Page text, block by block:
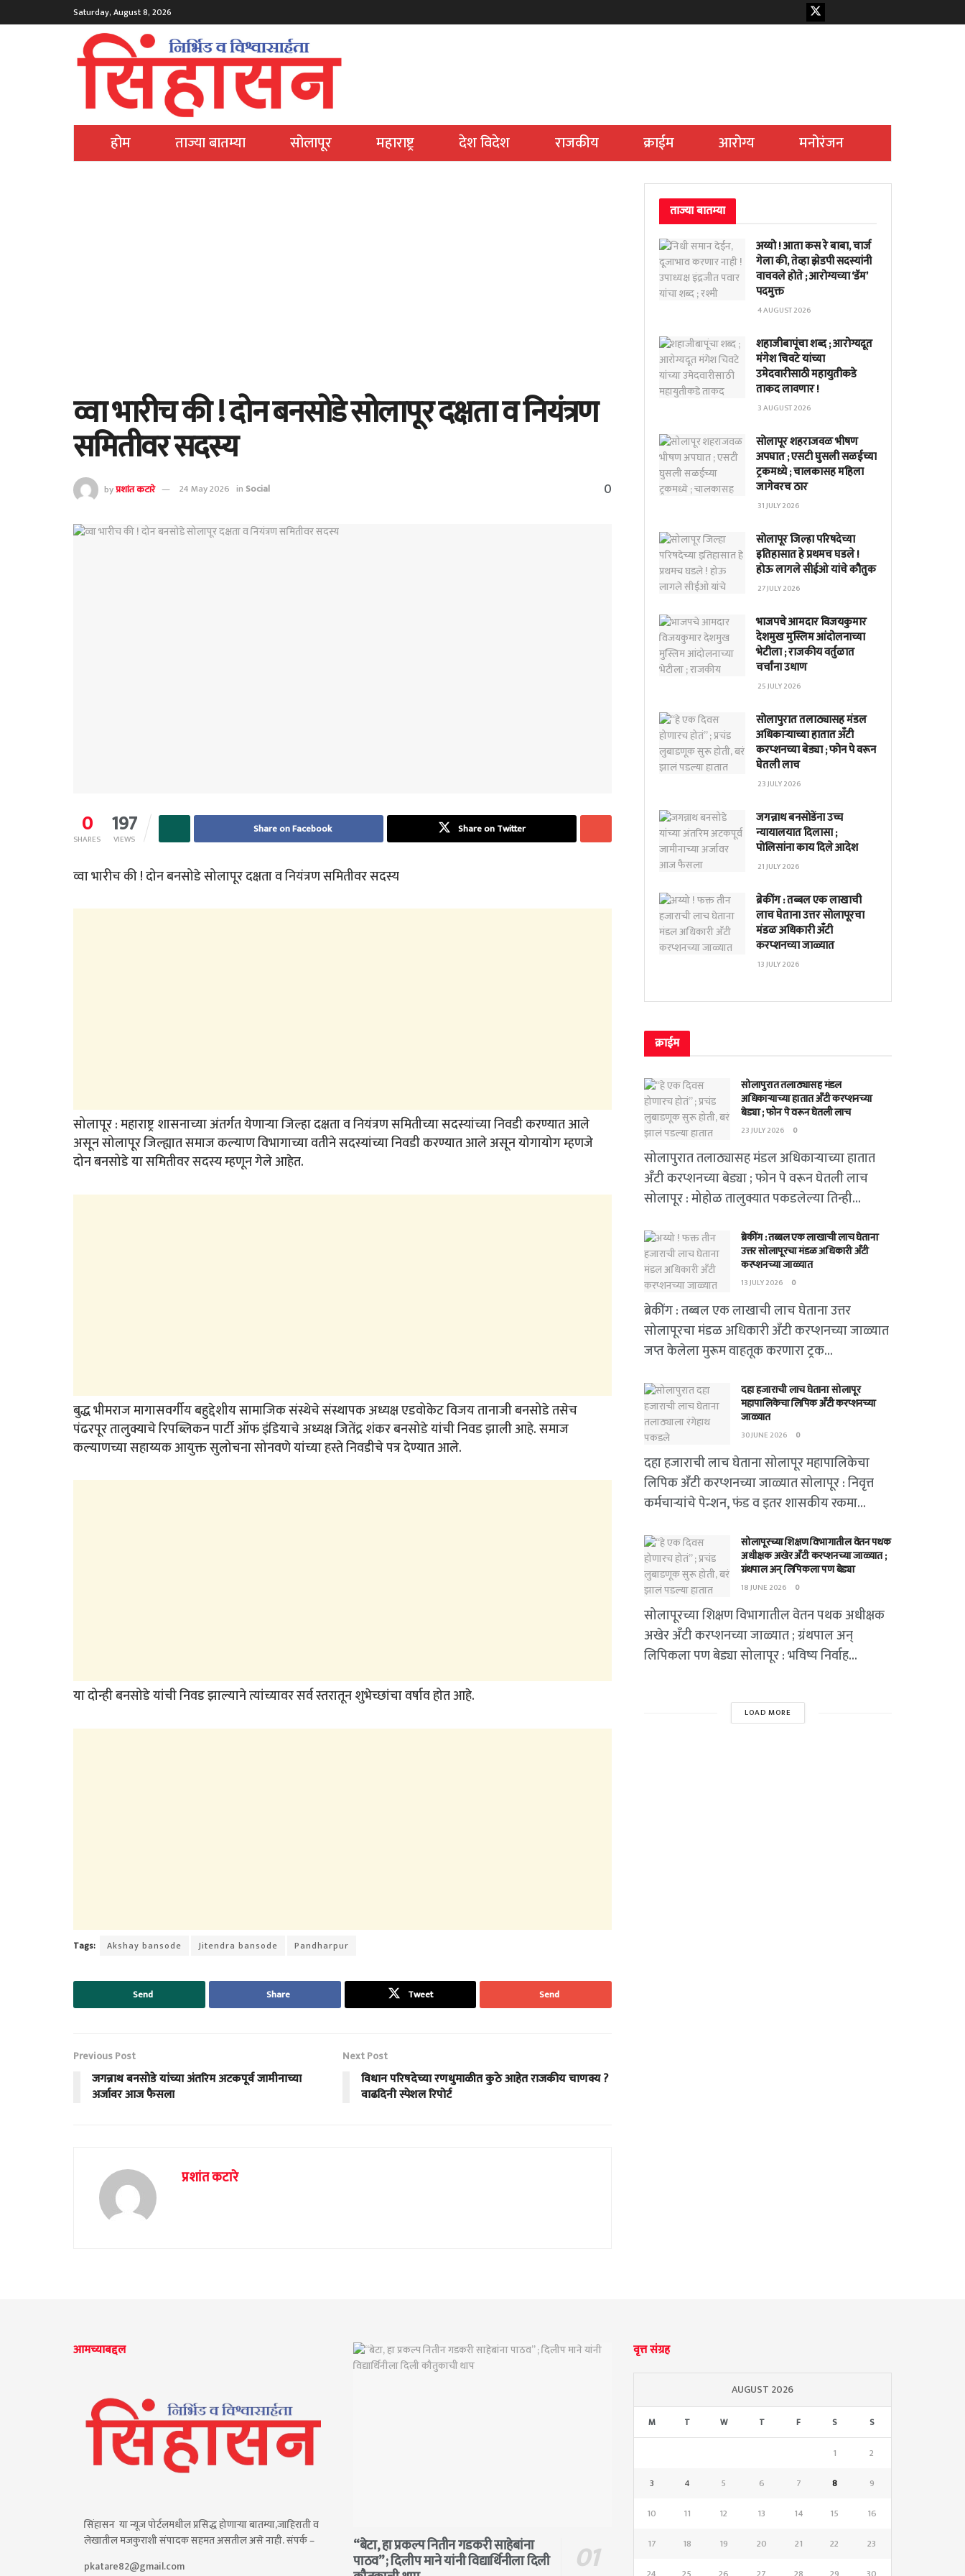
Saturday, August 8, 2026
होम ताज्या बातम्या सोलापूर महाराष्ट्र देश विदेश राजकीय क्राईम आरोग्य मनोरंजन
व्वा भारीच की ! दोन बनसोडे सोलापूर दक्षता व नियंत्रण
समितीवर सदस्य
byप्रशांत कटारे 24 May 2026 in Social 0
0
SHARES 197
VIEWS
Share on Facebook Share on Twitter
व्वा भारीच की ! दोन बनसोडे सोलापूर दक्षता व नियंत्रण समितीवर सदस्य
सोलापूर : महाराष्ट्र शासनाच्या अंतर्गत येणाऱ्या जिल्हा दक्षता व नियंत्रण समितीच्या सदस्यांच्या निवडी करण्यात आले
असून सोलापूर जिल्ह्यात समाज कल्याण विभागाच्या वतीने सदस्यांच्या निवडी करण्यात आले असून योगायोग म्हणजे
दोन बनसोडे या समितीवर सदस्य म्हणून गेले आहेत.
बुद्ध भीमराज मागासवर्गीय बहुद्देशीय सामाजिक संस्थेचे संस्थापक अध्यक्ष एडवोकेट विजय तानाजी बनसोडे तसेच
पंढरपूर तालुक्याचे रिपब्लिकन पार्टी ऑफ इंडियाचे अध्यक्ष जितेंद्र शंकर बनसोडे यांची निवड झाली आहे. समाज
कल्याणच्या सहाय्यक आयुक्त सुलोचना सोनवणे यांच्या हस्ते निवडीचे पत्र देण्यात आले.
या दोन्ही बनसोडे यांची निवड झाल्याने त्यांच्यावर सर्व स्तरातून शुभेच्छांचा वर्षाव होत आहे.
Tags: Akshay bansode Jitendra bansode Pandharpur
Send Share Tweet Send
Previous Post
जगन्नाथ बनसोडे यांच्या अंतरिम अटकपूर्व जामीनाच्या
अर्जावर आज फैसला
Next Post
विधान परिषदेच्या रणधुमाळीत कुठे आहेत राजकीय चाणक्य ?
वाढदिनी स्पेशल रिपोर्ट
प्रशांत कटारे
ताज्या बातम्या
अय्यो ! आता कस रे बाबा, चार्ज
गेला की, तेव्हा झेडपी सदस्यांनी
वाचवले होते ; आरोग्यच्या ‘डॅम’
पदमुक्त
4 AUGUST 2026
शहाजीबापूंचा शब्द ; आरोग्यदूत
मंगेश चिवटे यांच्या
उमेदवारीसाठी महायुतीकडे
ताकद लावणार !
3 AUGUST 2026
सोलापूर शहराजवळ भीषण
अपघात ; एसटी घुसली सळईच्या
ट्रकमध्ये ; चालकासह महिला
जागेवरच ठार
31 JULY 2026
सोलापूर जिल्हा परिषदेच्या
इतिहासात हे प्रथमच घडले !
होऊ लागले सीईओ यांचे कौतुक
27 JULY 2026
भाजपचे आमदार विजयकुमार
देशमुख मुस्लिम आंदोलनाच्या
भेटीला ; राजकीय वर्तुळात
चर्चांना उधाण
25 JULY 2026
सोलापुरात तलाठ्यासह मंडल
अधिकाऱ्याच्या हातात अँटी
करप्शनच्या बेड्या ; फोन पे वरून
घेतली लाच
23 JULY 2026
जगन्नाथ बनसोडेंना उच्च
न्यायालयात दिलासा ;
पोलिसांना काय दिले आदेश
21 JULY 2026
ब्रेकींग : तब्बल एक लाखाची
लाच घेताना उत्तर सोलापूरचा
मंडळ अधिकारी अँटी
करप्शनच्या जाळ्यात
13 JULY 2026
क्राईम
सोलापुरात तलाठ्यासह मंडल
अधिकाऱ्याच्या हातात अँटी करप्शनच्या
बेड्या ; फोन पे वरून घेतली लाच
23 JULY 2026 0
सोलापुरात तलाठ्यासह मंडल अधिकाऱ्याच्या हातात
अँटी करप्शनच्या बेड्या ; फोन पे वरून घेतली लाच
सोलापूर : मोहोळ तालुक्यात पकडलेल्या तिन्ही...
ब्रेकींग : तब्बल एक लाखाची लाच घेताना
उत्तर सोलापूरचा मंडळ अधिकारी अँटी
करप्शनच्या जाळ्यात
13 JULY 2026 0
ब्रेकींग : तब्बल एक लाखाची लाच घेताना उत्तर
सोलापूरचा मंडळ अधिकारी अँटी करप्शनच्या जाळ्यात
जप्त केलेला मुरूम वाहतूक करणारा ट्रक...
दहा हजाराची लाच घेताना सोलापूर
महापालिकेचा लिपिक अँटी करप्शनच्या
जाळ्यात
30 JUNE 2026 0
दहा हजाराची लाच घेताना सोलापूर महापालिकेचा
लिपिक अँटी करप्शनच्या जाळ्यात सोलापूर : निवृत्त
कर्मचाऱ्यांचे पेन्शन, फंड व इतर शासकीय रकमा...
सोलापूरच्या शिक्षण विभागातील वेतन पथक
अधीक्षक अखेर अँटी करप्शनच्या जाळ्यात ;
ग्रंथपाल अन् लिपिकला पण बेड्या
18 JUNE 2026 0
सोलापूरच्या शिक्षण विभागातील वेतन पथक अधीक्षक
अखेर अँटी करप्शनच्या जाळ्यात ; ग्रंथपाल अन्
लिपिकला पण बेड्या सोलापूर : भविष्य निर्वाह...
LOAD MORE
आमच्याबद्दल
सिंहासन या न्यूज पोर्टलमधील प्रसिद्ध होणाऱ्या बातम्या,जाहिराती व
लेखातील मजकुराशी संपादक सहमत असतील असे नाही. संपर्क –
pkatare82@gmail.com
“बेटा, हा प्रकल्प नितीन गडकरी साहेबांना
पाठव” ; दिलीप माने यांनी विद्यार्थिनीला दिली
वृत्त संग्रह
AUGUST 2026
M T W T F S S
1
2
3
4 5 6 7 8
9
10
11 12 13 14 15
16
17
18 19 20 21 22
23